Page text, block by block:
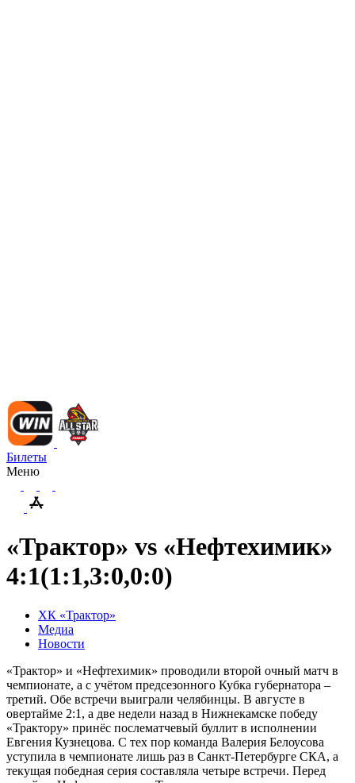
Билеты
Меню
«Трактор» vs «Нефтехимик»
4:1(1:1,3:0,0:0)
ХК «Трактор»
Медиа
Новости
«Трактор» и «Нефтехимик» проводили второй очный матч в
чемпионате, а с учётом предсезонного Кубка губернатора –
третий. Обе встречи выиграли челябинцы. В августе в
овертайме 2:1, а две недели назад в Нижнекамске победу
«Трактору» принёс послематчевый буллит в исполнении
Евгения Кузнецова. С тех пор команда Валерия Белоусова
уступила в чемпионате лишь раз в Санкт-Петербурге СКА, а
текущая победная серия составляла четыре встречи. Перед